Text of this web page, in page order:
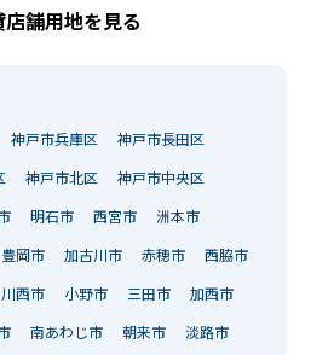
舗用地を見る
神戸市兵庫区 神戸市長田区
神戸市北区 神戸市中央区
明石市 西宮市 洲本市
豊岡市 加古川市 赤穂市 西脇市
川西市 小野市 三田市 加西市
南あわじ市 朝来市 淡路市